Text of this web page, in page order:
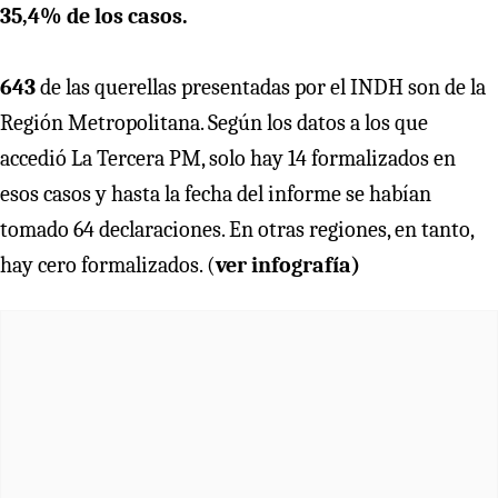
35,4% de los casos.
643de las querellas presentadas por el INDH son de la
Región Metropolitana. Según los datos a los que
accedió La Tercera PM, solo hay 14 formalizados en
esos casos y hasta la fecha del informe se habían
tomado 64 declaraciones. En otras regiones, en tanto,
hay cero formalizados. (ver infografía)